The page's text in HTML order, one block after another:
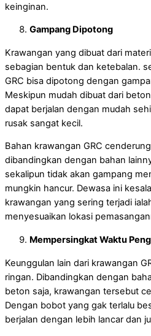
keinginan.
Gampang Dipotong
Krawangan yang dibuat dari
sebagian bentuk dan ketebalan.
GRC bisa dipotong dengan
Meskipun mudah dibuat dari
dapat berjalan dengan mudah
rusak sangat kecil.
Bahan krawangan GRC
dibandingkan dengan bahan
sekalipun tidak akan gampang
mungkin hancur. Dewasa ini
krawangan yang sering terjadi
menyesuaikan lokasi
Mempersingkat Waktu
Keunggulan lain dari krawangan
ringan. Dibandingkan dengan
beton saja, krawangan tersebut
Dengan bobot yang gak terlalu
berjalan dengan lebih lancar dan